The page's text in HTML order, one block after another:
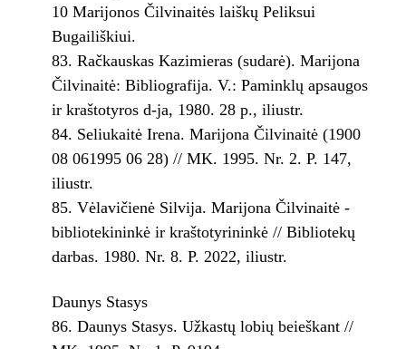
10 Marijonos Čilvinaitės laiškų Peliksui
Bugailiškiui.
Račkauskas Kazimieras (sudarė). Marijona
Čilvinaitė: Bibliografija. V.: Paminklų apsaugos
ir kraštotyros d-ja, 1980. 28 p., iliustr.
Seliukaitė Irena. Marijona Čilvinaitė (1900
08 06­1995 06 28) // MK. 1995. Nr. 2. P. 147,
iliustr.
Vėlavičienė Silvija. Marijona Čilvinaitė ­
bibliotekininkė ir kraštotyrininkė // Bibliotekų
darbas. 1980. Nr. 8. P. 20­22, iliustr.
Daunys Stasys
Daunys Stasys. Užkastų lobių beieškant //